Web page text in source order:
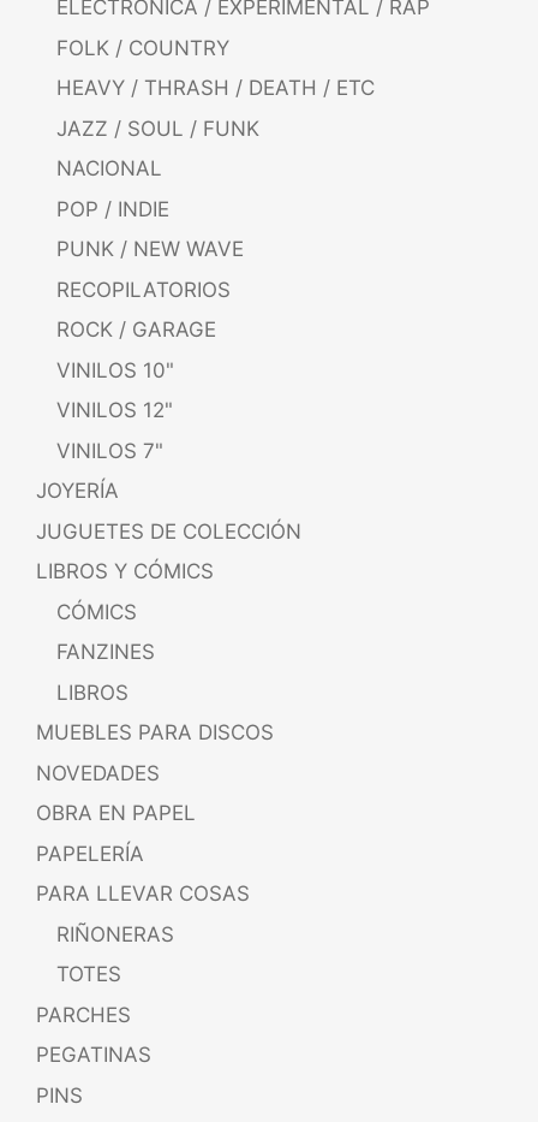
ELECTRÓNICA / EXPERIMENTAL / RAP
FOLK / COUNTRY
HEAVY / THRASH / DEATH / ETC
JAZZ / SOUL / FUNK
NACIONAL
POP / INDIE
PUNK / NEW WAVE
RECOPILATORIOS
ROCK / GARAGE
VINILOS 10"
VINILOS 12"
VINILOS 7"
JOYERÍA
JUGUETES DE COLECCIÓN
LIBROS Y CÓMICS
CÓMICS
FANZINES
LIBROS
MUEBLES PARA DISCOS
NOVEDADES
OBRA EN PAPEL
PAPELERÍA
PARA LLEVAR COSAS
RIÑONERAS
TOTES
PARCHES
PEGATINAS
PINS